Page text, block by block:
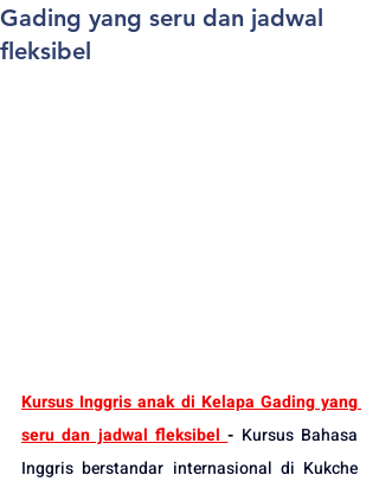
Gading yang seru dan jadwal
fleksibel
Kursus Inggris anak di Kelapa Gading yang
seru dan jadwal fleksibel - Kursus Bahasa
Inggris berstandar internasional di Kukche